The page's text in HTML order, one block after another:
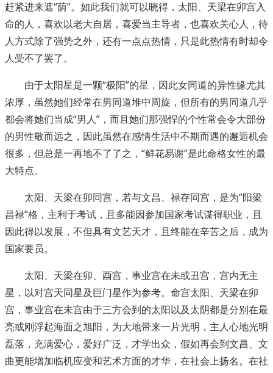
赶紧进来遮“荫”。如此我们就可以晓得，太阳、天梁在卯宫入
命的人，喜欢以老大自居，喜爱当主导者，也喜欢关心人，待
人方式除了强势之外，还有一点点热情，只是此热情有时却令
人受不了罢了。
由于太阳星是一颗“极阳”的星，因此女同道的异性缘尤其
浓厚，虽然她们经常在男同道堆中周旋，但所有的男同道几乎
都会将她们当成“男人”，而且她们那强悍的个性常会令大部份
的男性敬而远之，因此虽然在感情生活中不期而遇的邂逅机会
很多，但总是一再地不了了之，“鲜花易谢”是此命格女性的最
大特点。
太阳、天梁在卯同宫，若与文昌、禄存同宫，是为“阳梁
昌禄”格，主利于考试，且多能因参加国家考试谋得职业，且
因此得以发展，不但具有文艺天才，且终能在辛苦之后，成为
国家要员。
太阳、天梁在卯、酉宫，事业宫在未或丑宫，宫内无主
星，以对宫天同星及巨门星作为参考。命宫太阳、天梁在卯
宫，事业宫在未宫由于三方会到的太阳以及太阴都是分别在最
亮或刚浮起海面之旭阳，为大地带来一片光明，主人心地光明
磊落，充满爱心，爱好广泛，才学出众，假如再会到文昌、文
曲更能增加临机应变和艺术方面的才华，在社会上扬名。在社